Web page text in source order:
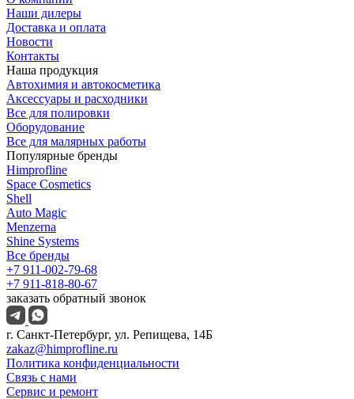
Наши дилеры
Доставка и оплата
Новости
Контакты
Наша продукция
Автохимия и автокосметика
Аксессуары и расходники
Все для полировки
Оборудование
Все для малярных работы
Популярные бренды
Himprofline
Space Cosmetics
Shell
Auto Magic
Menzerna
Shine Systems
Все бренды
+7 911-002-79-68
+7 911-818-80-67
заказать обратный звонок
г. Санкт-Петербург, ул. Репищева, 14Б
zakaz@himprofline.ru
Политика конфиденциальности
Связь с нами
Сервис и ремонт